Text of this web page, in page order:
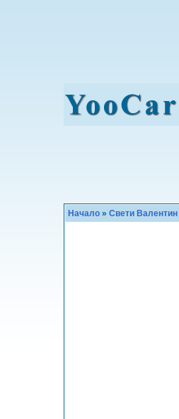
Начало » Свети Валентин